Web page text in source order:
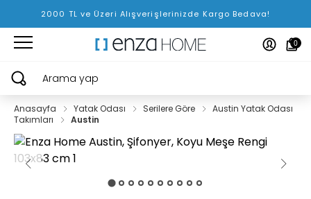
2000 TL ve Üzeri Alışverişlerinizde Kargo Bedava!
0
Arama yap
Anasayfa Yatak Odası Serilere Göre
Austin Yatak Odası
Takımları
Austin